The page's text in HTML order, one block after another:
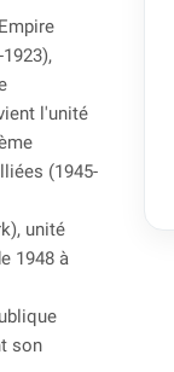
l'unité
(1945-
unité
1948 à
son